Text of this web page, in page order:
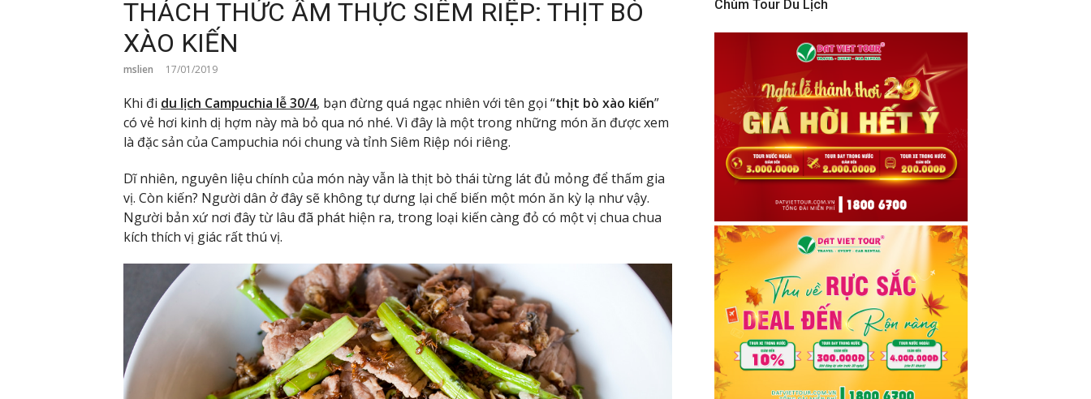
THÁCH THỨC ẨM THỰC SIÊM RIỆP: THỊT BÒ
XÀO KIẾN
mslien 17/01/2019
Khi đi du lịch Campuchia lễ 30/4, bạn đừng quá ngạc nhiên với tên gọi “thịt bò xào kiến”
có vẻ hơi kinh dị hợm này mà bỏ qua nó nhé. Vì đây là một trong những món ăn được xem
là đặc sản của Campuchia nói chung và tỉnh Siêm Riệp nói riêng.
Dĩ nhiên, nguyên liệu chính của món này vẫn là thịt bò thái từng lát đủ mỏng để thấm gia
vị. Còn kiến? Người dân ở đây sẽ không tự dưng lại chế biến một món ăn kỳ lạ như vậy.
Người bản xứ nơi đây từ lâu đã phát hiện ra, trong loại kiến càng đỏ có một vị chua chua
kích thích vị giác rất thú vị.
Chùm Tour Du Lịch